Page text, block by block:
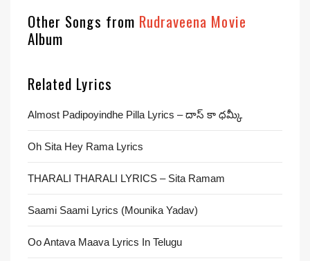
Other Songs from Rudraveena Movie
Album
Related Lyrics
Almost Padipoyindhe Pilla Lyrics – దాస్ కా ధమ్కీ
Oh Sita Hey Rama Lyrics
THARALI THARALI LYRICS – Sita Ramam
Saami Saami Lyrics (Mounika Yadav)
Oo Antava Maava Lyrics In Telugu